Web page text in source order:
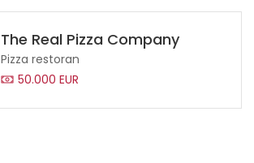
The Real Pizza Company
Pizza restoran
50.000 EUR